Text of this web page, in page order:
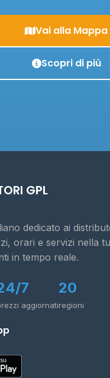
Vai alla Mappa
Scopri di più
GPL
dedicato ai
orari e servizi nella
in tempo reale.
7
aggiornati
20
regioni